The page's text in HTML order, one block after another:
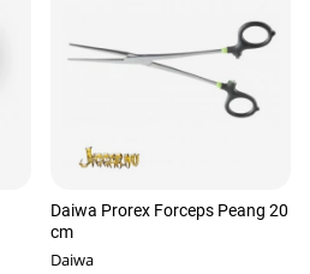
Daiwa Prorex Forceps Peang 20
cm
Daiwa